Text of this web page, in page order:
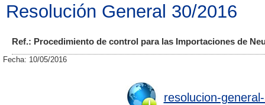
Resolución General 30/2016
Ref.: Procedimiento de control para las Importaciones de
Fecha: 10/05/2016
resolucion-